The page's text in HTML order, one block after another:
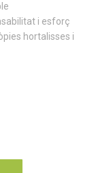
i esforç
hortalisses i